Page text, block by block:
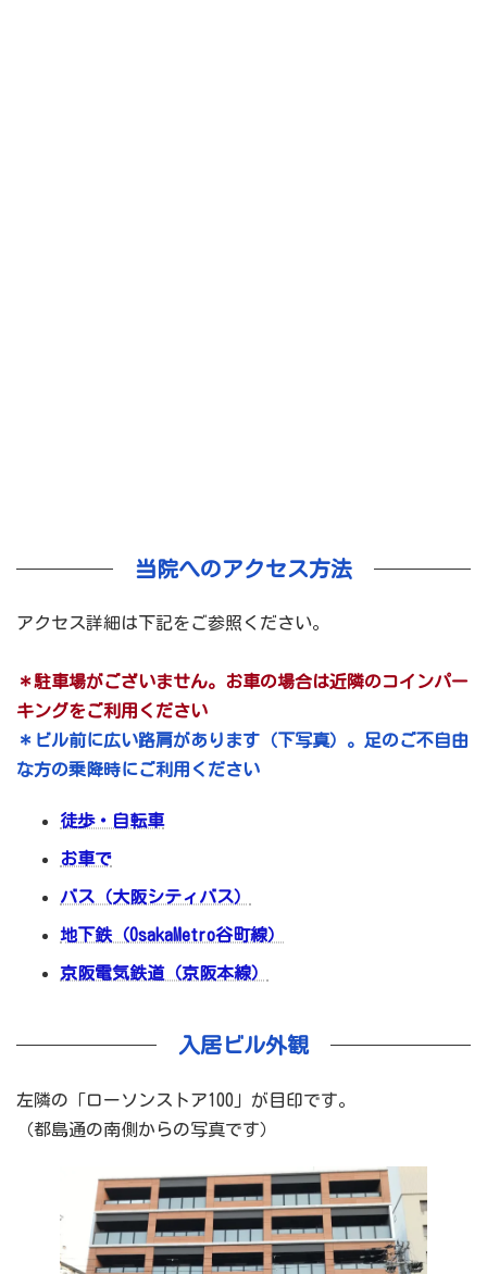
当院へのアクセス方法
アクセス詳細は下記をご参照ください。
＊駐車場がございません。お車の場合は近隣のコインパー
キングをご利用ください
＊ビル前に広い路肩があります（下写真）。足のご不自由
な方の乗降時にご利用ください
徒歩・自転車
お車で
バス（大阪シティバス）
地下鉄（OsakaMetro谷町線）
京阪電気鉄道（京阪本線）
入居ビル外観
左隣の「ローソンストア100」が目印です。
（都島通の南側からの写真です）